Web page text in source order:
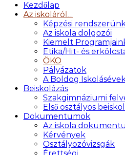
Magyar-
Angol
Általános
Művészeti
Szakgimnázium
Kezdőlap
Az iskoláról…
Képzési
Az iskola dolgozói
Kiemelt
Etika/Hit- és
ÖKO
Pályázatok
A Boldog
Beiskolázás
Szakgimnáziumi
Első osztályos
Dokumentumok
Az iskola
Kérvények
Osztályozóvizsgák